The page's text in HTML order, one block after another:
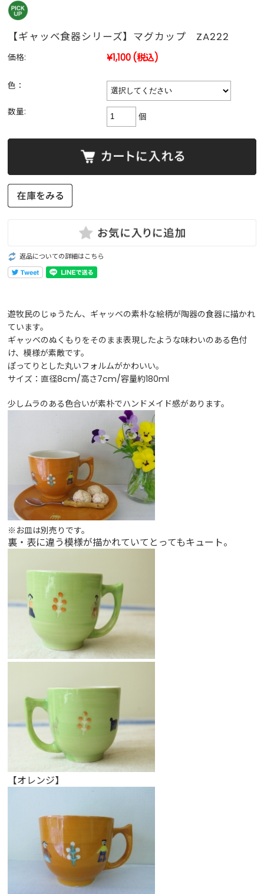
【ギャッベ食器シリーズ】マグカップ ZA222
価格: ¥1,100(税込)
色：
数量: 個
返品についての詳細はこちら
遊牧民のじゅうたん、ギャッベの素朴な絵柄が陶器の食器に描かれ
ています。
ギャッベのぬくもりをそのまま表現したような味わいのある色付
け、模様が素敵です。
ぽってりとした丸いフォルムがかわいい。
サイズ：直径8cm/高さ7cm/容量約180ml
少しムラのある色合いが素朴でハンドメイド感があります。
※お皿は別売りです。
裏・表に違う模様が描かれていてとってもキュート。
【オレンジ】